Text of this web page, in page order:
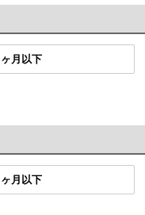
ヶ月以下
ヶ月以下